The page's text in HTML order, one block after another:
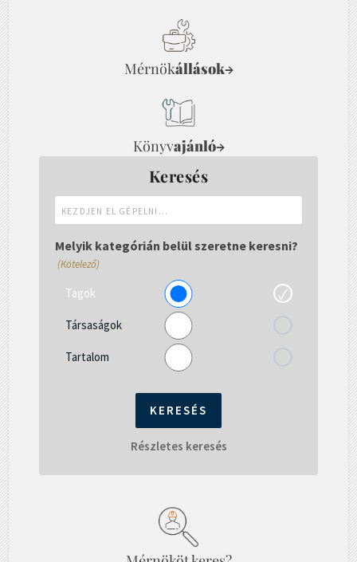
Mérnökállások→
Könyvajánló→
Keresés
el
gépelni...
Melyik kategórián belül szeretne keresni?
(Kötelező)
Tagok
Társaságok
Tartalom
Részletes keresés